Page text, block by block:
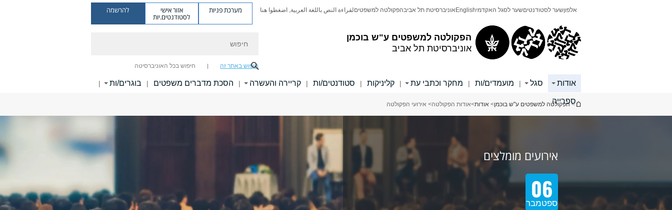
הפקולטה למשפטים ע"ש בוכמן
אוניברסיטת תל אביב
אלפוןשער לסטודנטיםשער לסגל האקדמיEnglish אוניברסיטת תל אביבהפקולטה למשפטיםلقراءة النص باللغة العربية, اضغطوا هنا מערכת פניות אזור אישי
לסטודנטים.יות
להרשמה
חיפוש באתר זה חיפוש בכל האוניברסיטה
אודות סגל | מועמדים/ות | מחקר וכתבי עת | קליניקות | סטודנטים/ות | קריירה והעשרה | הסכת מדברים משפטים | בוגרים/ות |
ספרייה
הינך נמצא כאן
> הפקולטה למשפטים ע"ש בוכמן> אודות>אודות הפקולטה> אירועי הפקולטה
אירועים מומלצים
06
ספטמבר